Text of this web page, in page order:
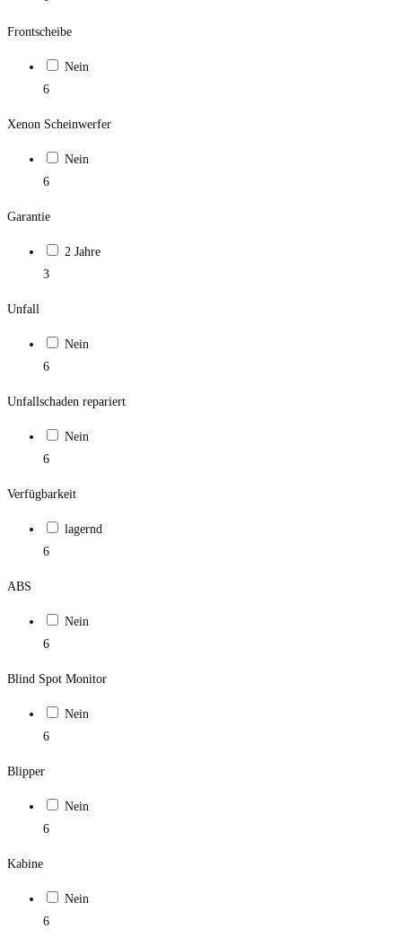
Frontscheibe
Nein
6
Xenon Scheinwerfer
Nein
6
Garantie
2 Jahre
3
Unfall
Nein
6
Unfallschaden repariert
Nein
6
Verfügbarkeit
lagernd
6
ABS
Nein
6
Blind Spot Monitor
Nein
6
Blipper
Nein
6
Kabine
Nein
6